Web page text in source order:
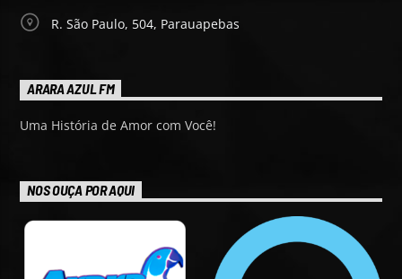
R. São Paulo, 504, Parauapebas
ARARA AZUL FM
Uma História de Amor com Você!
NOS OUÇA POR AQUI